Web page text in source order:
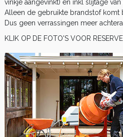
vinkje aangevinkt) en inkl slijtage
Alleen de gebruikte brandstof komt
Dus geen verrassingen meer
KLIK OP DE FOTO'S VOOR